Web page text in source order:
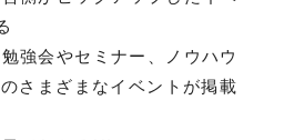
強会やセミナー、ノウハウ
さまざまなイベントが掲載